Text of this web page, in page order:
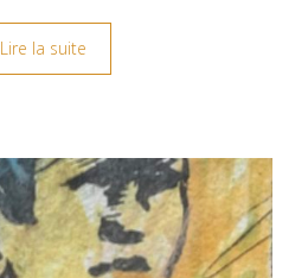
Lire la suite